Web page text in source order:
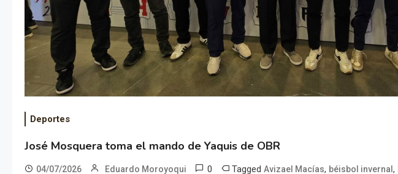
Deportes
José Mosquera toma el mando de Yaquis de OBR
04/07/2026 Eduardo Moroyoqui 0 Tagged Avizael Macías, béisbol invernal ,